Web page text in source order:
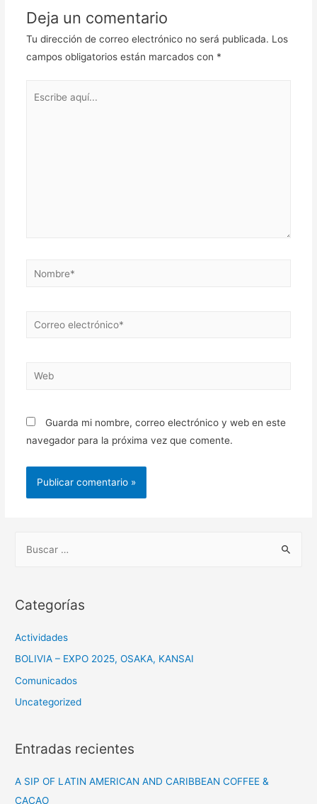
entradas
Deja un comentario
Tu dirección de correo electrónico no será publicada. Los
campos obligatorios están marcados con *
Nombre*
Correo
Web
Guarda mi nombre, correo electrónico y web en este
navegador para la próxima vez que comente.
c
r
:
Categorías
Actividades
BOLIVIA – EXPO 2025, OSAKA, KANSAI
Comunicados
Uncategorized
Entradas recientes
A SIP OF LATIN AMERICAN AND CARIBBEAN COFFEE &
CACAO